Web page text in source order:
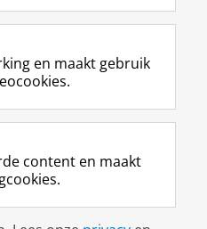
i
en maakt gebruik
content en maakt